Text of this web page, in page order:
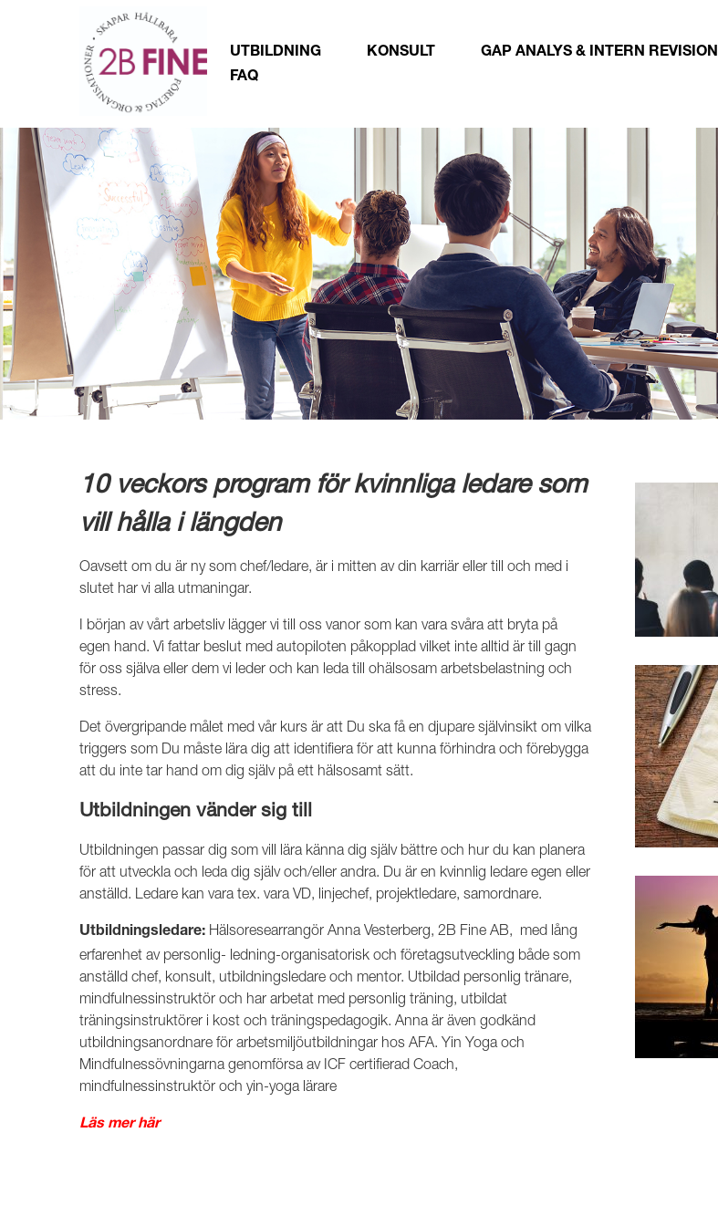
UTBILDNING KONSULT GAP ANALYS & INTERN REVISION
FAQ
10 veckors program för kvinnliga ledare som
vill hålla i längden
Oavsett om du är ny som chef/ledare, är i mitten av din karriär eller till och med i
slutet har vi alla utmaningar.
I början av vårt arbetsliv lägger vi till oss vanor som kan vara svåra att bryta på
egen hand. Vi fattar beslut med autopiloten påkopplad vilket inte alltid är till gagn
för oss själva eller dem vi leder och kan leda till ohälsosam arbetsbelastning och
stress.
Det övergripande målet med vår kurs är att Du ska få en djupare självinsikt om vilka
triggers som Du måste lära dig att identifiera för att kunna förhindra och förebygga
att du inte tar hand om dig själv på ett hälsosamt sätt.
Utbildningen vänder sig till
Utbildningen passar dig som vill lära känna dig själv bättre och hur du kan planera
för att utveckla och leda dig själv och/eller andra. Du är en kvinnlig ledare egen eller
anställd. Ledare kan vara tex. vara VD, linjechef, projektledare, samordnare.
Utbildningsledare: Hälsoresearrangör Anna Vesterberg, 2B Fine AB, med lång
erfarenhet av personlig- ledning-organisatorisk och företagsutveckling både som
anställd chef, konsult, utbildningsledare och mentor. Utbildad personlig tränare,
mindfulnessinstruktör och har arbetat med personlig träning, utbildat
träningsinstruktörer i kost och träningspedagogik. Anna är även godkänd
utbildningsanordnare för arbetsmiljöutbildningar hos AFA. Yin Yoga och
Mindfulnessövningarna genomförsa av ICF certifierad Coach,
mindfulnessinstruktör och yin-yoga lärare
Läs mer här